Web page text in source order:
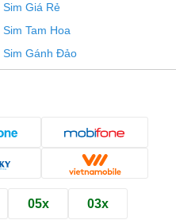
Sim Giá Rẻ
Sim Tam Hoa
Sim Gánh Đảo
05x 03x